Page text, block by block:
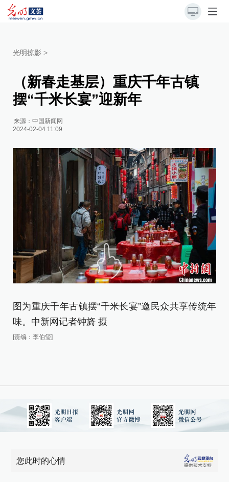
光明掠影 >
（新春走基层）重庆千年古镇
摆“千米长宴”迎新年
来源：中国新闻网
2024-02-04 11:09
图为重庆千年古镇摆“千米长宴”邀民众共享传统年
味。中新网记者钟旖 摄
[责编：李伯玺]
您此时的心情